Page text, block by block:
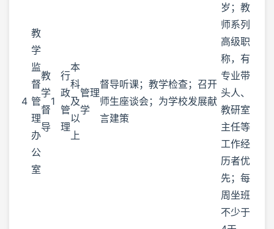
4
教
学
监
督
管
理
办
公
室
教
学
督
导
1
行
政
管
理
本
科
及
以
上
管理
学
督导听课；教学检查；召开
师生座谈会；为学校发展献
言建策
岁；教
师系列
高级职
称，有
专业带
头人、
教研室
主任等
工作经
历者优
先；每
周坐班
不少于